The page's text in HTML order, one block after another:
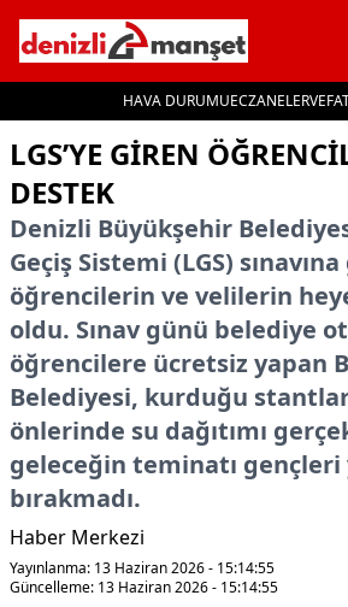
HAVA DURUMUECZANELER
LGS’YE GIREN
DESTEK
Denizli Büyükşehir
Geçiş Sistemi (LGS)
öğrencilerin ve velilerin
oldu. Sınav günü belediye
öğrencilere ücretsiz yapan
Belediyesi, kurduğu
önlerinde su dağıtımı
geleceğin teminatı gençleri
bırakmadı.
Haber Merkezi
Yayınlanma: 13 Haziran 2026 - 15:14:55
Güncelleme: 13 Haziran 2026 - 15:14:55